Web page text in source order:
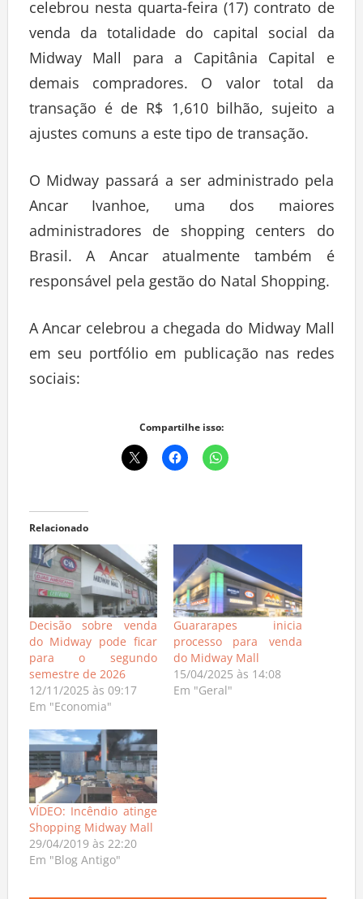
celebrou nesta quarta-feira (17) contrato de
venda da totalidade do capital social da
Midway Mall para a Capitânia Capital e
demais compradores. O valor total da
transação é de R$ 1,610 bilhão, sujeito a
ajustes comuns a este tipo de transação.
O Midway passará a ser administrado pela
Ancar Ivanhoe, uma dos maiores
administradores de shopping centers do
Brasil. A Ancar atualmente também é
responsável pela gestão do Natal Shopping.
A Ancar celebrou a chegada do Midway Mall
em seu portfólio em publicação nas redes
sociais:
Compartilhe isso:
Relacionado
Decisão sobre venda
do Midway pode ficar
para o segundo
semestre de 2026
12/11/2025 às 09:17
Em "Economia"
Guararapes inicia
processo para venda
do Midway Mall
15/04/2025 às 14:08
Em "Geral"
VÍDEO: Incêndio atinge
Shopping Midway Mall
29/04/2019 às 22:20
Em "Blog Antigo"